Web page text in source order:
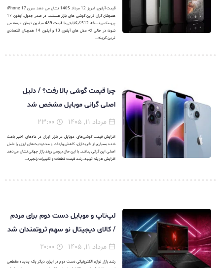
قیمت آیفون امروز 12 مرداد 1405 نشان می دهد سری iPhone 17
همچنان گران ترین گوشی های بازار هستند. در صدر جدول، آیفون 17
پرو مکس نسخه 512 گیگابایتی با قیمت 489 میلیون تومان عرضه می
شود؛ در حالی که مدل های آیفون 13 و آیفون 14 همچنان اقتصادی
ترین گزینه...
چرا قیمت گوشی بالا رفت؟ / دلیل
اصلی گرانی موبایل مشخص شد
مرداد ۱۱, ۱۴۰۵
افزایش قیمت گوشی‌های موبایل در بازار ایران در ماه‌های اخیر باعث
شده بسیاری از خریداران، کاهش واردات و محدودیت‌های ارزی را عامل
اصلی این گرانی بدانند. با این حال بررسی روند بازار جهانی نشان می‌دهد
افزایش هزینه تولید، رشد قیمت قطعات و تغییرات زنجیره...
لپ‌تاپ و موبایل دست دوم برای مردم
/ کالای دیجیتال نو سهم ثروتمندان شد
مرداد ۱۱, ۱۴۰۵
رشد بازار لوازم الکترونیکی دست دوم در ایران دیگر یک پدیده مقطعی